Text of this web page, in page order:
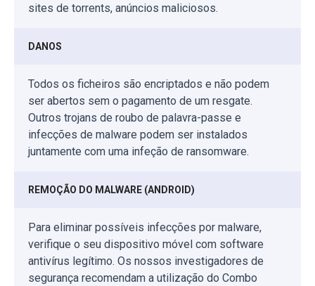
sites de torrents, anúncios maliciosos.
DANOS
Todos os ficheiros são encriptados e não podem
ser abertos sem o pagamento de um resgate.
Outros trojans de roubo de palavra-passe e
infecções de malware podem ser instalados
juntamente com uma infeção de ransomware.
REMOÇÃO DO MALWARE (ANDROID)
Para eliminar possíveis infecções por malware,
verifique o seu dispositivo móvel com software
antivírus legítimo. Os nossos investigadores de
segurança recomendam a utilização do Combo